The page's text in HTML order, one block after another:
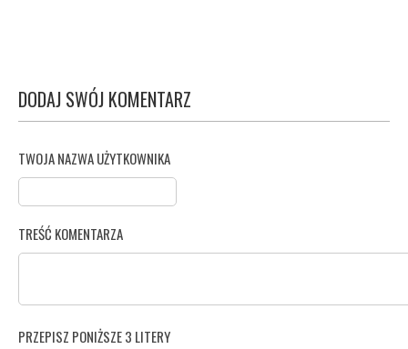
DODAJ SWÓJ KOMENTARZ
TWOJA NAZWA UŻYTKOWNIKA
TREŚĆ KOMENTARZA
PRZEPISZ PONIŻSZE 3 LITERY